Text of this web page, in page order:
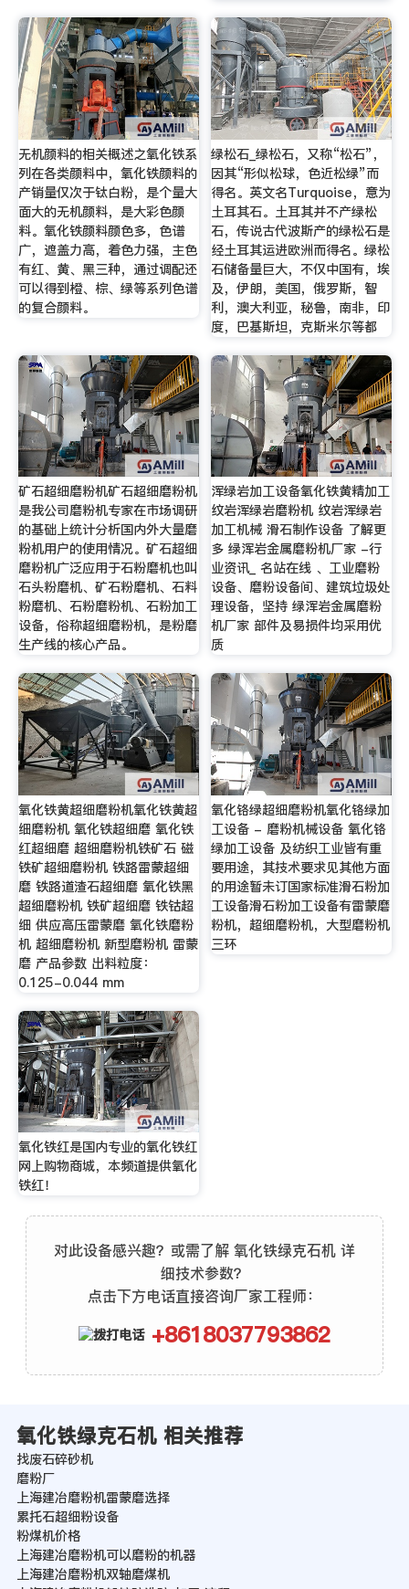
无机颜料的相关概述之氧化铁系
列在各类颜料中，氧化铁颜料的
产销量仅次于钛白粉，是个量大
面大的无机颜料，是大彩色颜
料。氧化铁颜料颜色多，色谱
广，遮盖力高，着色力强，主色
有红、黄、黑三种，通过调配还
可以得到橙、棕、绿等系列色谱
的复合颜料。
绿松石_绿松石，又称“松石”，
因其“形似松球，色近松绿”而
得名。英文名Turquoise，意为
土耳其石。土耳其并不产绿松
石，传说古代波斯产的绿松石是
经土耳其运进欧洲而得名。绿松
石储备量巨大，不仅中国有，埃
及，伊朗，美国，俄罗斯，智
利，澳大利亚，秘鲁，南非，印
度，巴基斯坦，克斯米尔等都
矿石超细磨粉机矿石超细磨粉机
是我公司磨粉机专家在市场调研
的基础上统计分析国内外大量磨
粉机用户的使用情况。矿石超细
磨粉机广泛应用于石粉磨机也叫
石头粉磨机、矿石粉磨机、石料
粉磨机、石粉磨粉机、石粉加工
设备，俗称超细磨粉机，是粉磨
生产线的核心产品。
浑绿岩加工设备氧化铁黄精加工
纹岩浑绿岩磨粉机 纹岩浑绿岩
加工机械 滑石制作设备 了解更
多 绿浑岩金属磨粉机厂家 -行
业资讯_ 名站在线 、工业磨粉
设备、磨粉设备间、建筑垃圾处
理设备，坚持 绿浑岩金属磨粉
机厂家 部件及易损件均采用优
质
氧化铁黄超细磨粉机氧化铁黄超
细磨粉机 氧化铁超细磨 氧化铁
红超细磨 超细磨粉机铁矿石 磁
铁矿超细磨粉机 铁路雷蒙超细
磨 铁路道渣石超细磨 氧化铁黑
超细磨粉机 铁矿超细磨 铁钴超
细 供应高压雷蒙磨 氧化铁磨粉
机 超细磨粉机 新型磨粉机 雷蒙
磨 产品参数 出料粒度：
0.125-0.044 mm
氧化铬绿超细磨粉机氧化铬绿加
工设备 - 磨粉机械设备 氧化铬
绿加工设备 及纺织工业皆有重
要用途，其技术要求见其他方面
的用途暂未订国家标准滑石粉加
工设备滑石粉加工设备有雷蒙磨
粉机，超细磨粉机，大型磨粉机
三环
氧化铁红是国内专业的氧化铁红
网上购物商城，本频道提供氧化
铁红！
对此设备感兴趣？或需了解 氧化铁绿克石机 详
细技术参数？
点击下方电话直接咨询厂家工程师：
+8618037793862
氧化铁绿克石机 相关推荐
找废石碎砂机
磨粉厂
上海建冶磨粉机雷蒙磨选择
累托石超细粉设备
粉煤机价格
上海建冶磨粉机可以磨粉的机器
上海建冶磨粉机双轴磨煤机